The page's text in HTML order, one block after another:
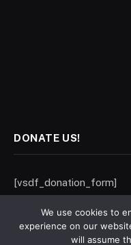
DONATE US!
[vsdf_donation_form]
We use cookies to
experience on our
will assume